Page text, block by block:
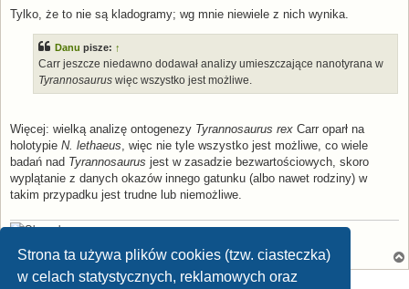
Strona ta używa plików cookies (tzw. ciasteczka)
w celach statystycznych, reklamowych oraz
Tylko, że to nie są kladogramy; wg mnie niewiele z nich wynika.
Danu pisze: ↑
Carr jeszcze niedawno dodawał analizy umieszczające nanotyrana w
Tyrannosaurus więc wszystko jest możliwe.
Więcej: wielką analizę ontogenezy Tyrannosaurus rex Carr oparł na
holotypie N. lethaeus, więc nie tyle wszystko jest możliwe, co wiele
badań nad Tyrannosaurus jest w zasadzie bezwartościowych, skoro
wyplątanie z danych okazów innego gatunku (albo nawet rodziny) w
takim przypadku jest trudne lub niemożliwe.